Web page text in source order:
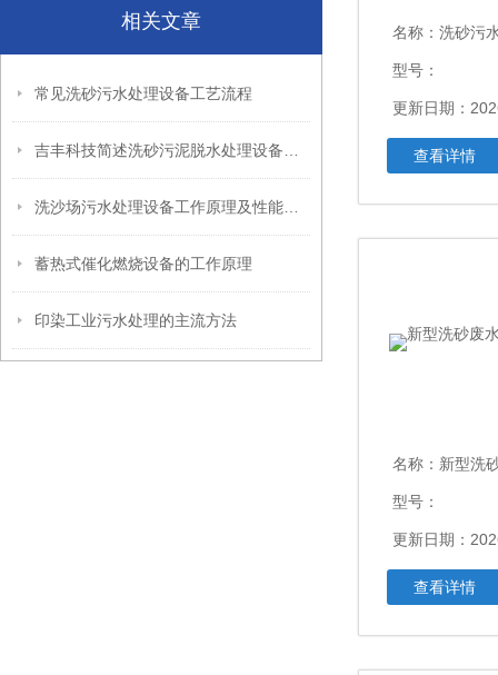
相关文章
常见洗砂污水处理设备工艺流程
蓄热式催化燃烧设备的工作原理
印染工业污水处理的主流方法
名称： 洗砂污
型号：
更新日期：
查看详情
名称： 新型洗砂
型号：
更新日期：
查看详情